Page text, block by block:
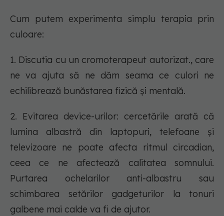
Cum putem experimenta simplu terapia prin
culoare:
1. Discutia cu un cromoterapeut autorizat., care
ne va ajuta să ne dăm seama ce culori ne
echilibrează bunăstarea fizică și mentală.
2. Evitarea device-urilor: cercetările arată că
lumina albastră din laptopuri, telefoane și
televizoare ne poate afecta ritmul circadian,
ceea ce ne afectează calitatea somnului.
Purtarea ochelarilor anti-albastru sau
schimbarea setărilor gadgeturilor la tonuri
galbene mai calde va fi de ajutor.